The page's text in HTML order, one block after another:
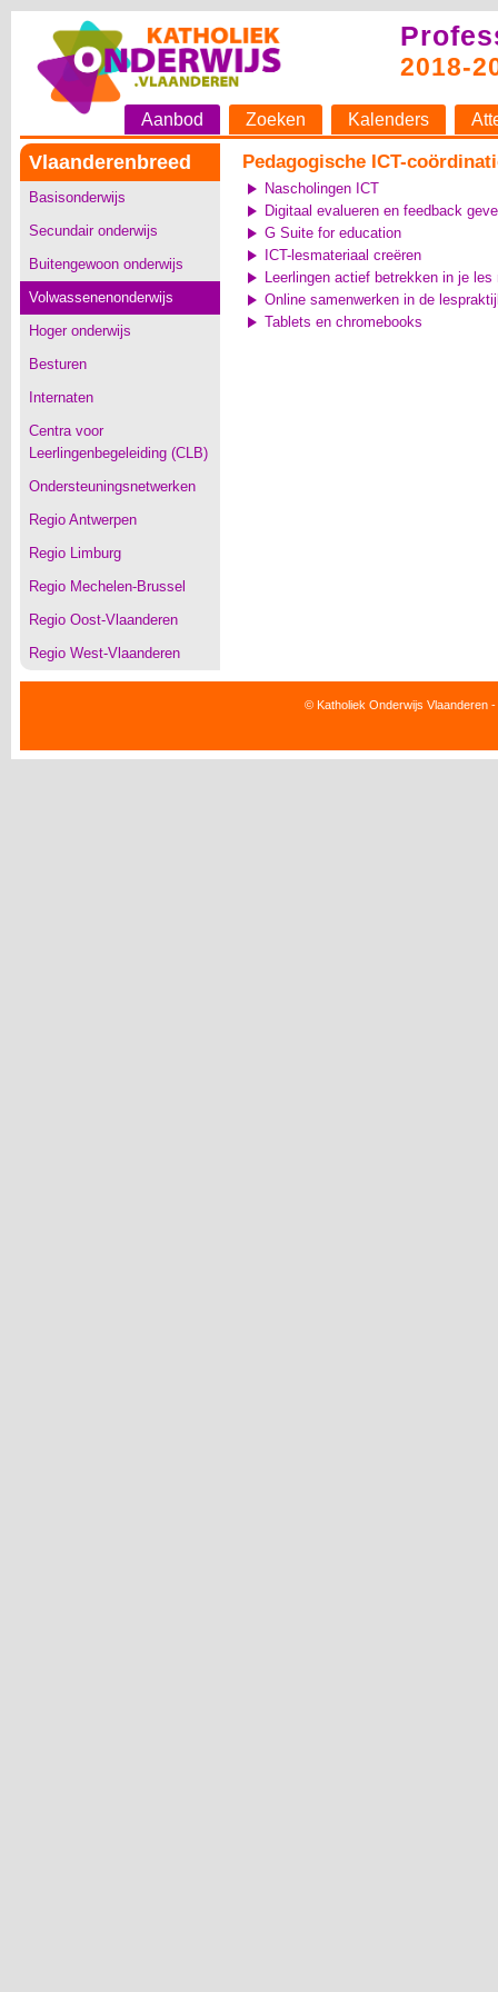
2018-
Aanbod Zoeken Kalenders
Vlaanderenbreed
Basisonderwijs
Secundair onderwijs
Buitengewoon onderwijs
Volwassenenonderwijs
Hoger onderwijs
Besturen
Internaten
Centra voor
Leerlingenbegeleiding (CLB)
Ondersteuningsnetwerken
Regio Antwerpen
Regio Limburg
Regio Mechelen-Brussel
Regio Oost-Vlaanderen
Regio West-Vlaanderen
Pedagogische ICT-
Nascholingen ICT
Digitaal evalueren en feedback
G Suite for education
ICT-lesmateriaal creëren
Leerlingen actief betrekken in je les
Online samenwerken in de
Tablets en chromebooks
© Katholiek Onderwijs Vlaanderen